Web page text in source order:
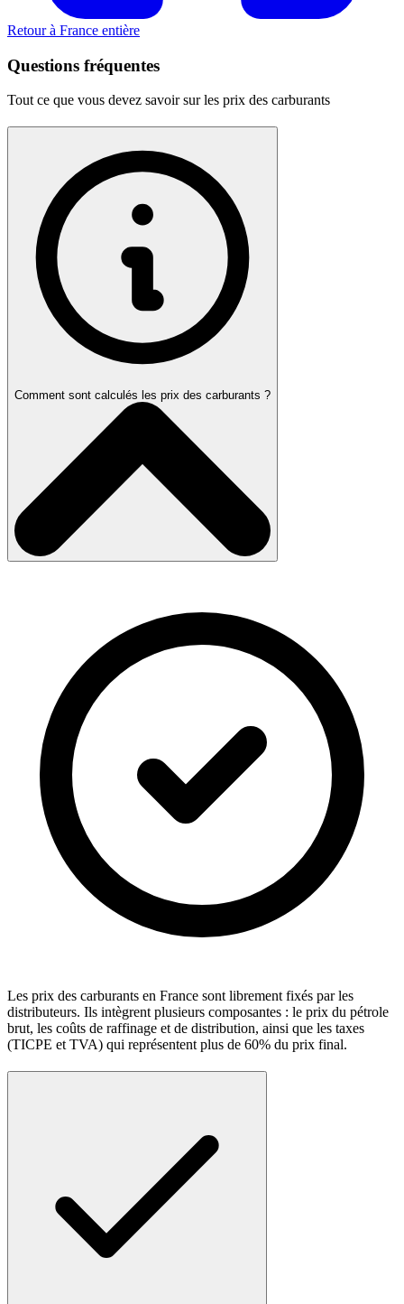
Retour à France entière
Questions fréquentes
Tout ce que vous devez savoir sur les prix des carburants
Comment sont calculés les prix des carburants ?
Les prix des carburants en France sont librement fixés par les
distributeurs. Ils intègrent plusieurs composantes : le prix du pétrole
brut, les coûts de raffinage et de distribution, ainsi que les taxes
(TICPE et TVA) qui représentent plus de 60% du prix final.